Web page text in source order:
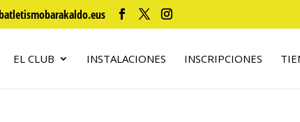
EL CLUB INSTALACIONES INSCRIPCIONES